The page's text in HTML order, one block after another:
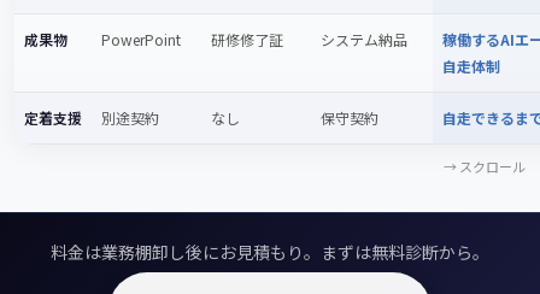
成果物 PowerPoint 研修修了証 システム納品
稼働するAIエ
自走体制
定着支援 別途契約 なし 保守契約 自走できるま
料金は業務棚卸し後にお見積もり。まずは無料診断から。